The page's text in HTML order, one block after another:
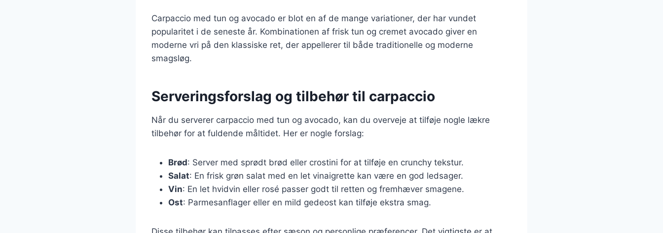
Carpaccio med tun og avocado er blot en af de mange variationer, der har vundet
popularitet i de seneste år. Kombinationen af frisk tun og cremet avocado giver en
moderne vri på den klassiske ret, der appellerer til både traditionelle og moderne
smagsløg.
Serveringsforslag og tilbehør til carpaccio
Når du serverer carpaccio med tun og avocado, kan du overveje at tilføje nogle lækre
tilbehør for at fuldende måltidet. Her er nogle forslag:
Brød: Server med sprødt brød eller crostini for at tilføje en crunchy tekstur.
Salat: En frisk grøn salat med en let vinaigrette kan være en god ledsager.
Vin: En let hvidvin eller rosé passer godt til retten og fremhæver smagene.
Ost: Parmesanflager eller en mild gedeost kan tilføje ekstra smag.